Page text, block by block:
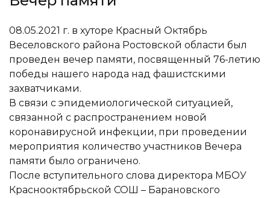
08.05.2021 г. в хуторе Красный Октябрь
Веселовского района Ростовской области был
проведен вечер памяти, посвященный 76-летию
победы нашего народа над фашистскими
захватчиками.
В связи с эпидемиологической ситуацией,
связанной с распространением новой
коронавирусной инфекции, при проведении
мероприятия количество участников Вечера
памяти было ограничено.
После вступительного слова директора МБОУ
Краснооктябрьской СОШ – Барановского